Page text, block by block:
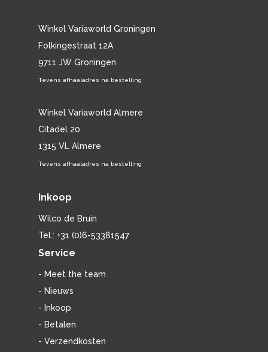
Winkel Variaworld Groningen
Folkingestraat 12A
9711 JW Groningen
Tevens afhaaladres na bestelling
Winkel Variaworld Almere
Citadel 20
1315 VL Almere
Tevens afhaaladres na bestelling
Inkoop
Wilco de Bruin
Tel.: +31 (0)6-53381547
Service
- Meet the team
- Nieuws
- Inkoop
- Betalen
- Verzendkosten